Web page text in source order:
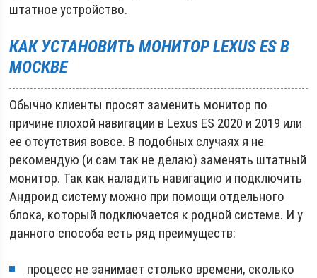
штатное устройство.
КАК УСТАНОВИТЬ МОНИТОРLEXUSES В
МОСКВЕ
Обычно клиенты просят заменить монитор по
причине плохой навигации в Lexus ES 2020 и 2019 или
ее отсутствия вовсе. В подобных случаях я не
рекомендую (и сам так не делаю) заменять штатный
монитор. Так как наладить навигацию и подключить
Андроид систему можно при помощи отдельного
блока, который подключается к родной системе. И у
данного способа есть ряд преимуществ:
процесс не занимает столько времени, сколько